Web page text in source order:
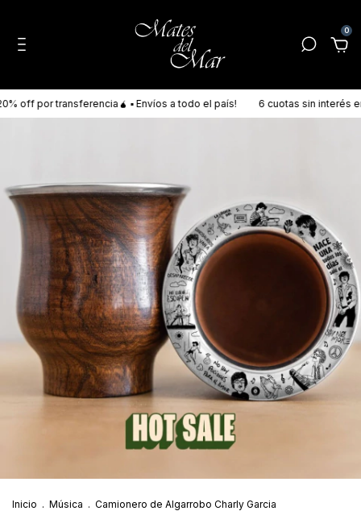
0
off por transferencia🧉 ▪ Envíos a todo el país! 6 cuotas sin interés
Inicio . Música . Camionero de Algarrobo Charly Garcia